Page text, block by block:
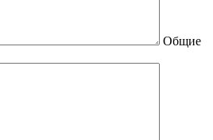
Общие